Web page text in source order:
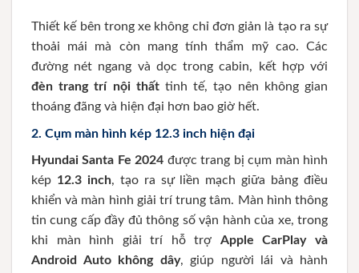
Thiết kế bên trong xe không chỉ đơn giản là tạo ra sự
thoải mái mà còn mang tính thẩm mỹ cao. Các
đường nét ngang và dọc trong cabin, kết hợp với
đèn trang trí nội thấttinh tế, tạo nên không gian
thoáng đãng và hiện đại hơn bao giờ hết.
2. Cụm màn hình kép 12.3 inch hiện đại
Hyundai Santa Fe 2024 được trang bị cụm màn hình
kép 12.3 inch, tạo ra sự liền mạch giữa bảng điều
khiển và màn hình giải trí trung tâm. Màn hình thông
tin cung cấp đầy đủ thông số vận hành của xe, trong
khi màn hình giải trí hỗ trợ Apple CarPlay và
Android Auto không dây, giúp người lái và hành